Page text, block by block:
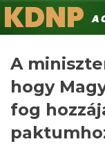
Ugrás
a
Keresés
KDNP
A
A
hogy
fog